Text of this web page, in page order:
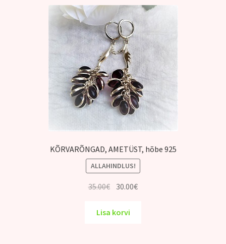
KÕRVARÕNGAD, AMETÜST, hõbe 925
ALLAHINDLUS!
35.00€ Algne
oli:
30.00€Praegune
Lisa korvi